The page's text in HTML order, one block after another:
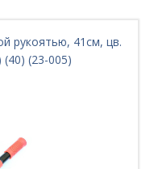
рукоятью, 41см, цв.
(23-005)